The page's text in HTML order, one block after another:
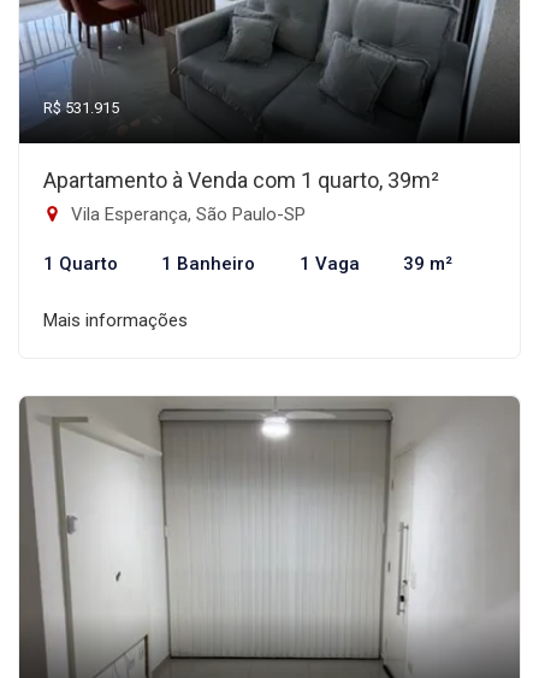
R$ 531.915
Apartamento à Venda com 1 quarto, 39m²
Vila Esperança, São Paulo-SP
1 Quarto 1 Banheiro 1 Vaga 39 m²
Mais informações